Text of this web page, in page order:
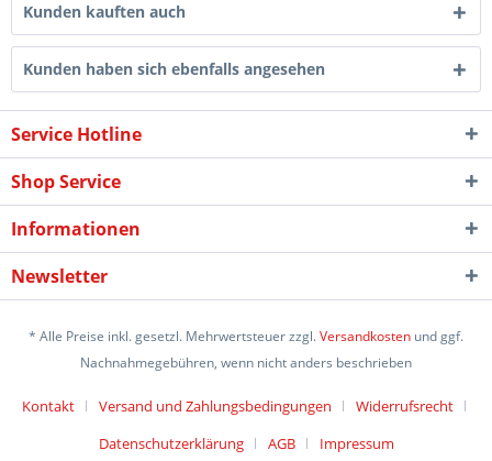
Kunden kauften auch
Kunden haben sich ebenfalls angesehen
Service Hotline
Shop Service
Informationen
Newsletter
* Alle Preise inkl. gesetzl. Mehrwertsteuer zzgl.Versandkosten und ggf.
Nachnahmegebühren, wenn nicht anders beschrieben
Kontakt Versand und Zahlungsbedingungen
Widerrufsrecht
Datenschutzerklärung
AGB Impressum